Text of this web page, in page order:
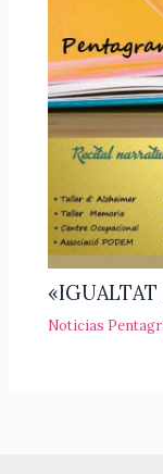
«IGUALTAT
Noticias